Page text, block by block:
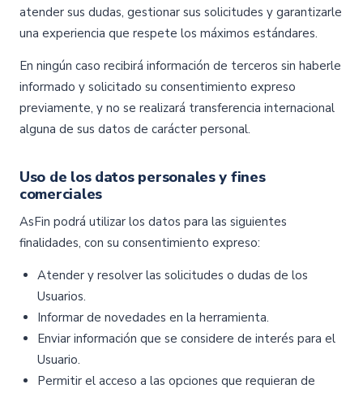
atender sus dudas, gestionar sus solicitudes y garantizarle
una experiencia que respete los máximos estándares.
En ningún caso recibirá información de terceros sin haberle
informado y solicitado su consentimiento expreso
previamente, y no se realizará transferencia internacional
alguna de sus datos de carácter personal.
Uso de los datos personales y fines
comerciales
AsFin podrá utilizar los datos para las siguientes
finalidades, con su consentimiento expreso:
Atender y resolver las solicitudes o dudas de los
Usuarios.
Informar de novedades en la herramienta.
Enviar información que se considere de interés para el
Usuario.
Permitir el acceso a las opciones que requieran de